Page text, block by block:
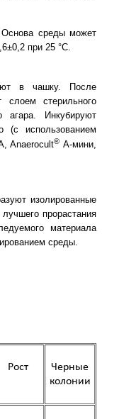
Основа среды может
при 25 °С.
в чашку. После
стерильного
агара. Инкубируют
(с использованием
Anaerocult® А-мини,
изолированные
прорастания
материала
среды.
Рост
Черные
колонии